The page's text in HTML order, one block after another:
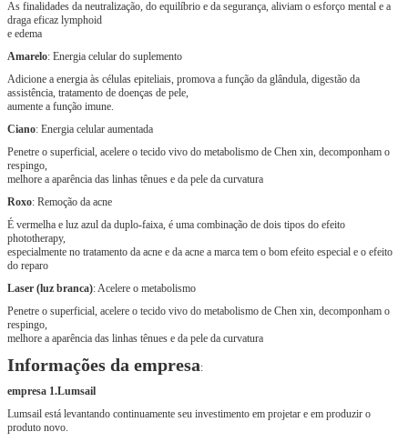
As finalidades da neutralização, do equilíbrio e da segurança, aliviam o esforço mental e a
draga eficaz lymphoid
e edema
Amarelo: Energia celular do suplemento
Adicione a energia às células epiteliais, promova a função da glândula, digestão da
assistência, tratamento de doenças de pele,
aumente a função imune.
Ciano: Energia celular aumentada
Penetre o superficial, acelere o tecido vivo do metabolismo de Chen xin, decomponham o
respingo,
melhore a aparência das linhas tênues e da pele da curvatura
Roxo: Remoção da acne
É vermelha e luz azul da duplo-faixa, é uma combinação de dois tipos do efeito
phototherapy,
especialmente no tratamento da acne e da acne a marca tem o bom efeito especial e o efeito
do reparo
Laser (luz branca): Acelere o metabolismo
Penetre o superficial, acelere o tecido vivo do metabolismo de Chen xin, decomponham o
respingo,
melhore a aparência das linhas tênues e da pele da curvatura
Informações da empresa:
empresa 1.Lumsail
Lumsail está levantando continuamente seu investimento em projetar e em produzir o
produto novo.